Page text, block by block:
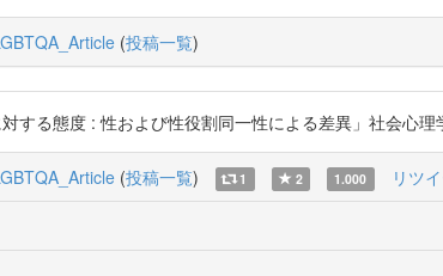
(投稿一覧)
対する態度 : 性および性役割同一性による差異」社会
(投稿一覧) 1 2 1.000 リツ